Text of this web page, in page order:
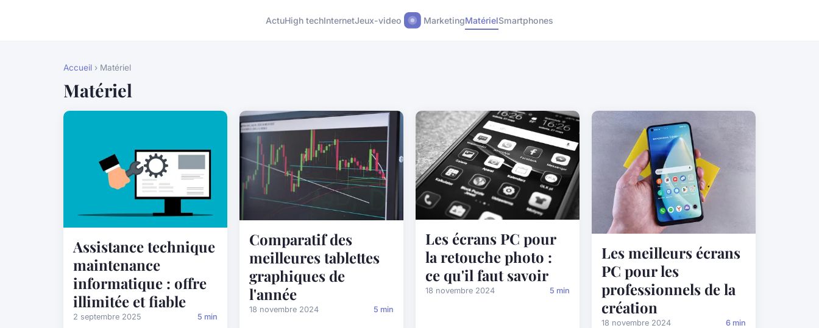
ActuHigh techInternetJeux-video MarketingMatérielSmartphones
Accueil › Matériel
Matériel
Assistance technique
maintenance
informatique : offre
illimitée et fiable
2 septembre 2025 5 min
Comparatif des
meilleures tablettes
graphiques de
l'année
18 novembre 2024 5 min
Les écrans PC pour
la retouche photo :
ce qu'il faut savoir
18 novembre 2024 5 min
Les meilleurs écrans
PC pour les
professionnels de la
création
18 novembre 2024 6 min